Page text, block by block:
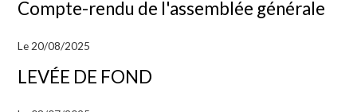
Compte-rendu de l'assemblée générale
Le 20/08/2025
LEVÉE DE FOND